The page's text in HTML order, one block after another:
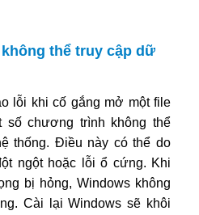
thể truy cập dữ
lỗi khi cố gắng mở một file
số chương trình không thể
thống. Điều này có thể do
ngột hoặc lỗi ổ cứng. Khi
bị hỏng, Windows không
Cài lại Windows sẽ khôi